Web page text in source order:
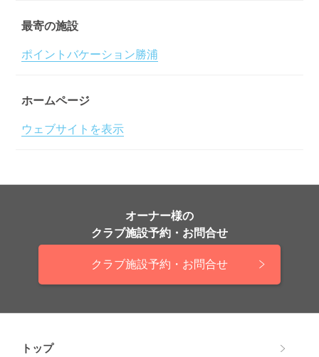
最寄の施設
ポイントバケーション勝浦
ホームページ
ウェブサイトを表示
オーナー様の
クラブ施設予約・お問合せ
クラブ施設予約・お問合せ
トップ